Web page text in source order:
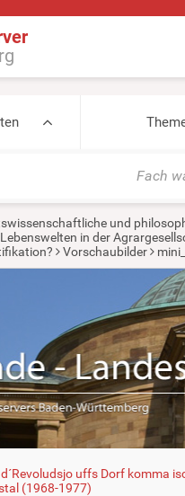
Fach
und
in der
Vorschaubilder
d´Revoludsjo uffs Dorf komma
(1968-1977)